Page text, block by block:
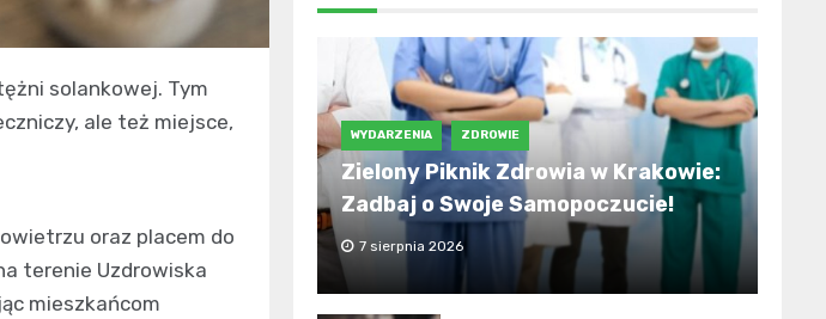
solankowej. Tym
ale też miejsce,
oraz placem do
terenie Uzdrowiska
mieszkańcom
WYDARZENIA ZDROWIE
Zielony Piknik Zdrowia w Krakowie:
Zadbaj o Swoje Samopoczucie!
7 sierpnia 2026